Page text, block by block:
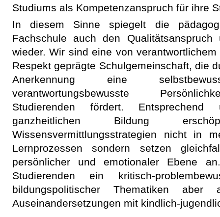
Studiums als Kompetenzanspruch für ihre
In diesem Sinne spiegelt die
Fachschule auch den Qualitätsanspruch
wieder. Wir sind eine von
Respekt geprägte Schulgemeinschaft, die
Anerkennung eine
verantwortungsbewusste
Studierenden fördert.
ganzheitlichen Bildung
Wissensvermittlungsstrategien nicht in
Lernprozessen sondern setzen
persönlicher und emotionaler Ebene
Studierenden ein kritisch-
bildungspolitischer Thematiken aber
Auseinandersetzungen mit kindlich-